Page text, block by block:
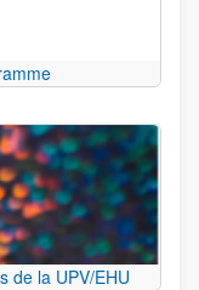
de la UPV/EHU